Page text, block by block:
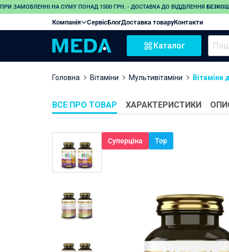
ПРИ ЗАМОВЛЕННІ НА СУМУ ПОНАД 1500 ГРН. - ДОСТАВКА ДО ВІДДІЛЕННЯ
Компанія СервісБлогДоставка товаруКонтакти
Каталог
Головна Вітаміни Мультивітаміни Вітаміни
ВСЕ ПРО ТОВАР ХАРАКТЕРИСТИКИ
Суперціна Тоp